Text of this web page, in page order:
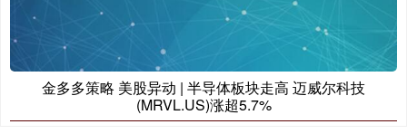
金多多策略 美股异动 | 半导体板块走高 迈威尔科技
(MRVL.US)涨超5.7%